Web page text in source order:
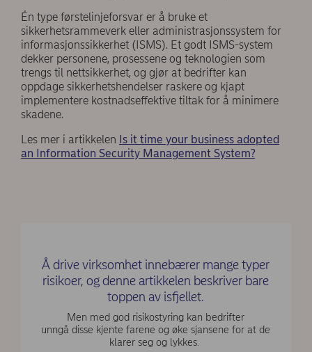
Én type førstelinjeforsvar er å bruke et
sikkerhetsrammeverk eller administrasjonssystem for
informasjonssikkerhet (ISMS). Et godt ISMS-system
dekker personene, prosessene og teknologien som
trengs til nettsikkerhet, og gjør at bedrifter kan
oppdage sikkerhetshendelser raskere og kjapt
implementere kostnadseffektive tiltak for å minimere
skadene.
Les mer i artikkelen Is it time your business adopted
an Information Security Management System?
Å drive virksomhet innebærer mange typer
risikoer, og denne artikkelen beskriver bare
toppen av isfjellet.
Men med god risikostyring kan bedrifter
unngå disse kjente farene og øke sjansene for at de
klarer seg og lykkes.